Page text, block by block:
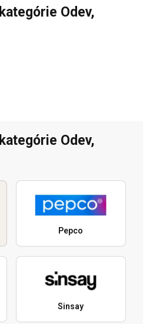
Odev,
Odev,
Pepco
Sinsay